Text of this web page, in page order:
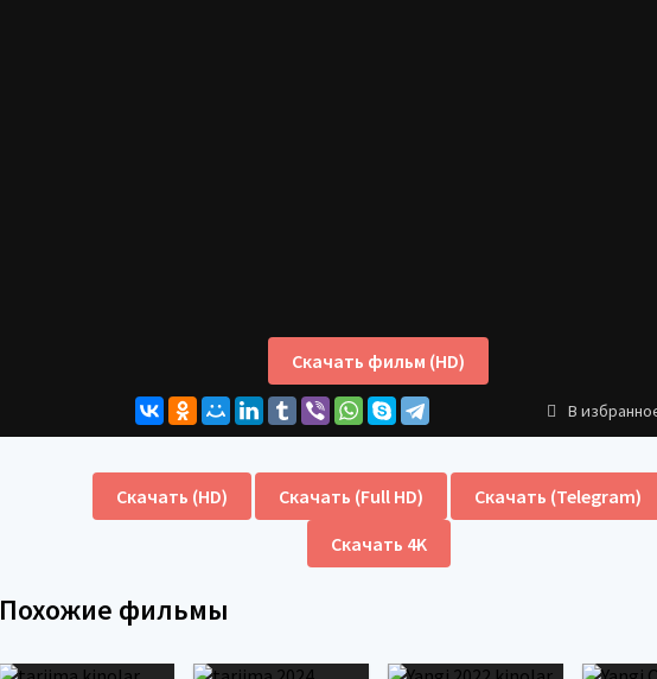
Скачать фильм (HD)
В
Скачать (HD) Скачать (Full HD)
Скачать (Telegram)
Скачать 4K
Похожие фильмы